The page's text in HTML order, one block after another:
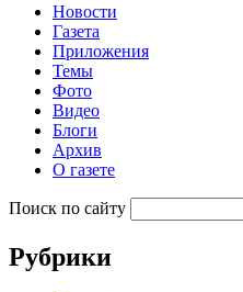
Новости
Газета
Приложения
Темы
Фото
Видео
Блоги
Архив
О газете
Поиск по сайту
Рубрики